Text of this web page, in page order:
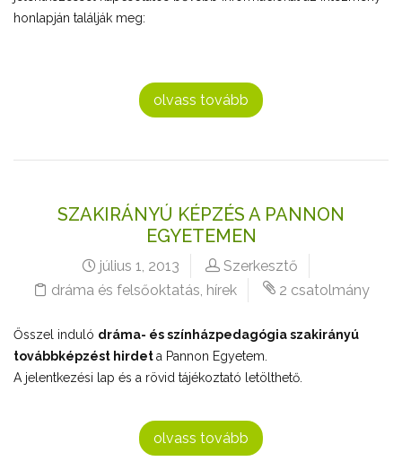
honlapján találják meg:
olvass tovább
SZAKIRÁNYÚ KÉPZÉS A PANNON
EGYETEMEN
július 1, 2013
Szerkesztő
dráma és felsőoktatás, hírek 2 csatolmány
Ősszel induló d ráma- és színházpedagógia szakirányú
továbbképzést hirdeta Pannon Egyetem.
A jelentkezési lap és a rövid tájékoztató letölthető.
olvass tovább